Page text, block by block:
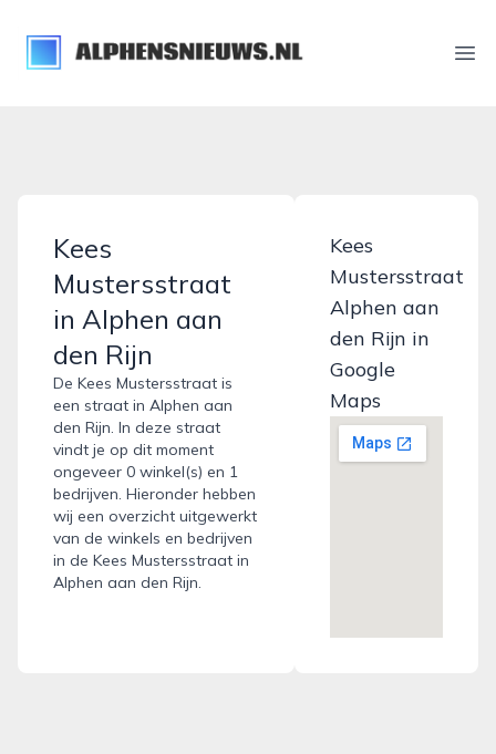
alphensnieuws.nl
Kees
Mustersstraat
in Alphen aan
den Rijn
De Kees Mustersstraat is
een straat in Alphen aan
den Rijn. In deze straat
vindt je op dit moment
ongeveer 0 winkel(s) en 1
bedrijven. Hieronder hebben
wij een overzicht uitgewerkt
van de winkels en bedrijven
in de Kees Mustersstraat in
Alphen aan den Rijn.
Kees
Mustersstraat
Alphen aan
den Rijn in
Google
Maps